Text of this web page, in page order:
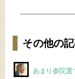
その他の
あまり参院選